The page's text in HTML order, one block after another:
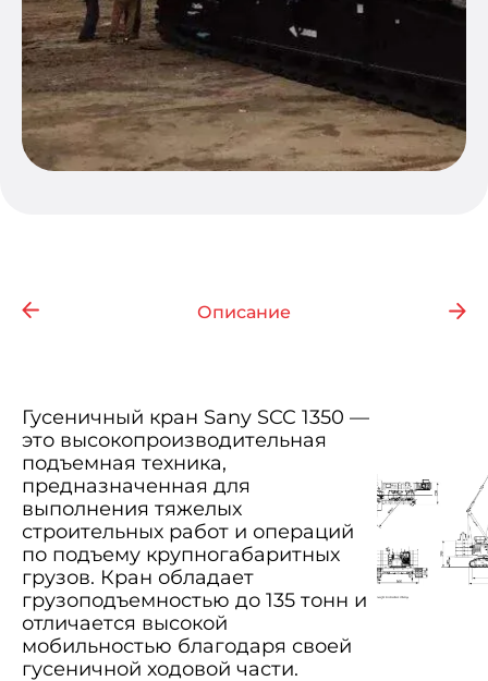
Описание
Гусеничный кран Sany SCC 1350 —
это высокопроизводительная
подъемная техника,
предназначенная для
выполнения тяжелых
строительных работ и операций
по подъему крупногабаритных
грузов. Кран обладает
грузоподъемностью до 135 тонн и
отличается высокой
мобильностью благодаря своей
гусеничной ходовой части.